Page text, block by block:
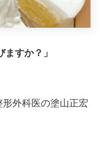
ますか？」
外科医の塗山正宏